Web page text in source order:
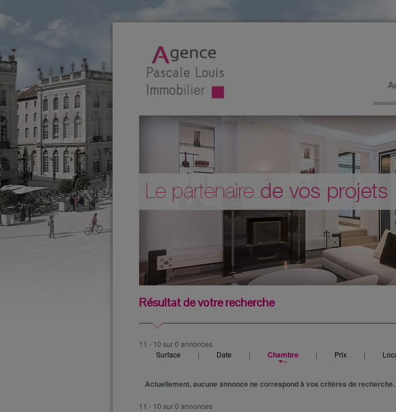
Résultat de votre recherche
11 - 10 sur 0 annonces
Surface
| Date | Chambre | Prix |
Actuellement, aucune annonce ne correspond à vos critères de recherche.
11 - 10 sur 0 annonces